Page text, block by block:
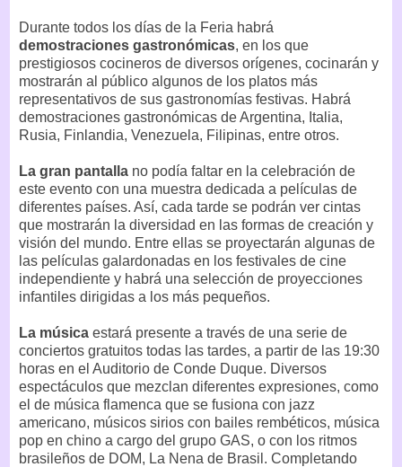
Durante todos los días de la Feria habrá
demostraciones gastronómicas, en los que
prestigiosos cocineros de diversos orígenes, cocinarán y
mostrarán al público algunos de los platos más
representativos de sus gastronomías festivas. Habrá
demostraciones gastronómicas de Argentina, Italia,
Rusia, Finlandia, Venezuela, Filipinas, entre otros.
La gran pantalla no podía faltar en la celebración de
este evento con una muestra dedicada a películas de
diferentes países. Así, cada tarde se podrán ver cintas
que mostrarán la diversidad en las formas de creación y
visión del mundo. Entre ellas se proyectarán algunas de
las películas galardonadas en los festivales de cine
independiente y habrá una selección de proyecciones
infantiles dirigidas a los más pequeños.
La música estará presente a través de una serie de
conciertos gratuitos todas las tardes, a partir de las 19:30
horas en el Auditorio de Conde Duque. Diversos
espectáculos que mezclan diferentes expresiones, como
el de música flamenca que se fusiona con jazz
americano, músicos sirios con bailes rembéticos, música
pop en chino a cargo del grupo GAS, o con los ritmos
brasileños de DOM, La Nena de Brasil. Completando